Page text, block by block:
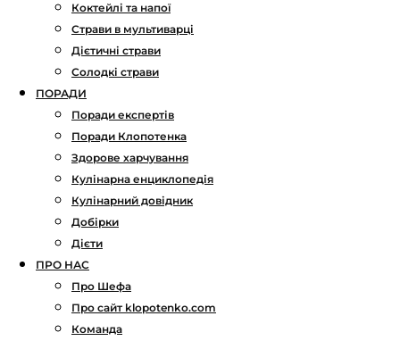
Коктейлі та напої
Страви в мультиварці
Дієтичні страви
Солодкі страви
ПОРАДИ
Поради експертів
Поради Клопотенка
Здорове харчування
Кулінарна енциклопедія
Кулінарний довідник
Добірки
Дієти
ПРО НАС
Про Шефа
Про сайт klopotenko.com
Команда